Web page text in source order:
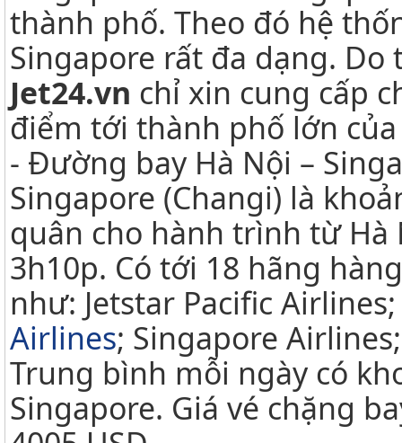
thành phố. Theo đó hệ
Singapore rất đa dạng.
Jet24.vn chỉ xin cung cấp
điểm tới thành phố lớn
- Đường bay Hà Nội –
Singapore (Changi) là
quân cho hành trình từ Hà
3h10p. Có tới 18 hãng
như: Jetstar Pacific
Airlines; Singapore
Trung bình mỗi ngày có
Singapore. Giá vé chặng